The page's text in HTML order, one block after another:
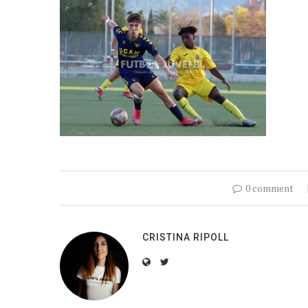
0 comment
CRISTINA RIPOLL